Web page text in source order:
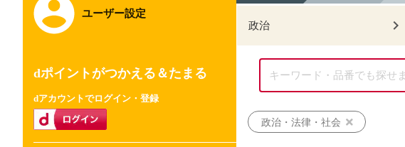
ユーザー設定
dポイントがつかえる＆たまる
dアカウントでログイン・登録
政治
政治・法律・社会